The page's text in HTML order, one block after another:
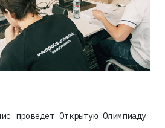
проведет Открытую Олимпиаду